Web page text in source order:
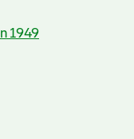
1949